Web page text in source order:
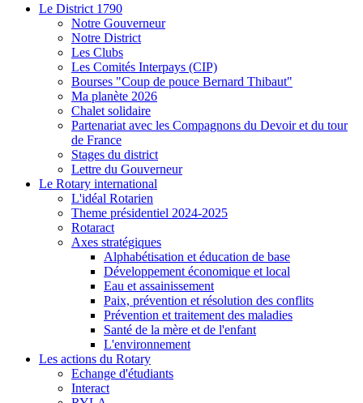
Le District 1790
Notre Gouverneur
Notre District
Les Clubs
Les Comités Interpays (CIP)
Bourses "Coup de pouce Bernard Thibaut"
Ma planète 2026
Chalet solidaire
Partenariat avec les Compagnons du Devoir et du tour
de France
Stages du district
Lettre du Gouverneur
Le Rotary international
L'idéal Rotarien
Theme présidentiel 2024-2025
Rotaract
Axes stratégiques
Alphabétisation et éducation de base
Développement économique et local
Eau et assainissement
Paix, prévention et résolution des conflits
Prévention et traitement des maladies
Santé de la mère et de l'enfant
L'environnement
Les actions du Rotary
Echange d'étudiants
Interact